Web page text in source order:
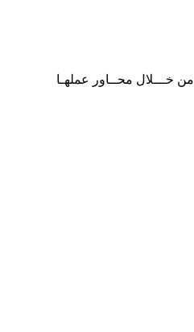
خـــلال محــاور عملهـا